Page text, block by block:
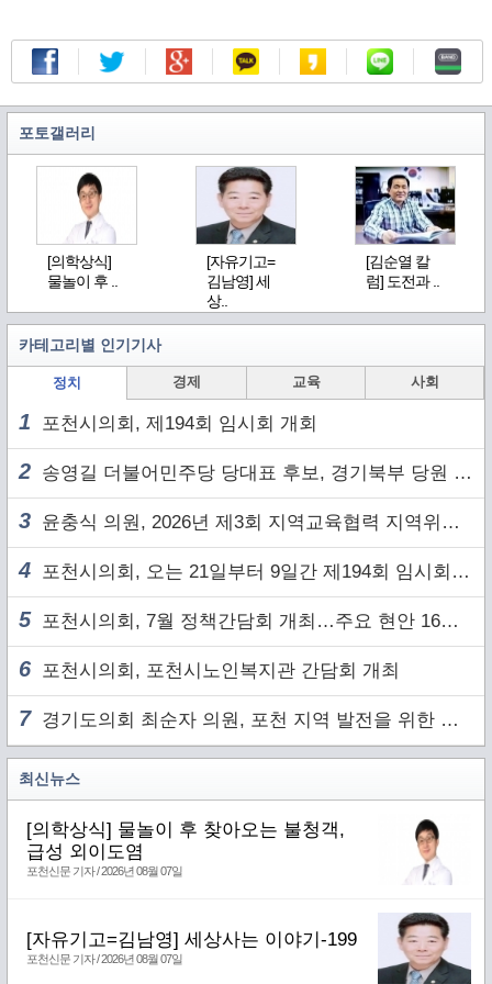
포토갤러리
[의학상식]
물놀이 후 ..
[자유기고=
김남영] 세
상..
[김순열 칼
럼] 도전과 ..
카테고리별 인기기사
정치 경제 교육 사회
1 포천시의회, 제194회 임시회 개회
2 송영길 더불어민주당 당대표 후보, 경기북부 당원 및 2030 세대와 ‘소통 행보’
3 윤충식 의원, 2026년 제3회 지역교육협력 지역위원회 주재
4 포천시의회, 오는 21일부터 9일간 제194회 임시회 개회
5 포천시의회, 7월 정책간담회 개최…주요 현안 16건 점검
6 포천시의회, 포천시노인복지관 간담회 개최
7경기도의회 최순자 의원, 포천 지역 발전을 위한 정담회 개최
최신뉴스
[의학상식] 물놀이 후 찾아오는 불청객,
급성 외이도염
포천신문 기자 / 2026년 08월 07일
[자유기고=김남영] 세상사는 이야기-199
포천신문 기자 / 2026년 08월 07일